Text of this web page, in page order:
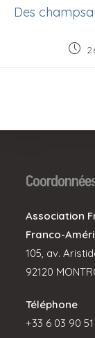
Des
Association
Franco-
105, av.
92120
Téléphone
+33 6 03 90 51